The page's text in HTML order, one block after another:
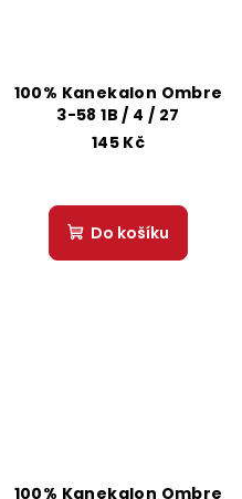
100% Kanekalon Ombre
3-58 1B / 4 / 27
145 Kč
Do košíku
100% Kanekalon Ombre